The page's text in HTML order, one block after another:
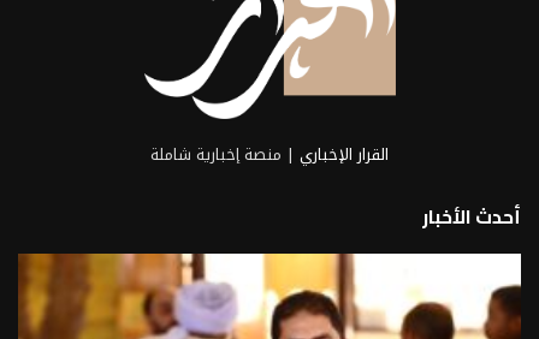
القرار الإخباري | منصة إخبارية شاملة
أحدث الأخبار